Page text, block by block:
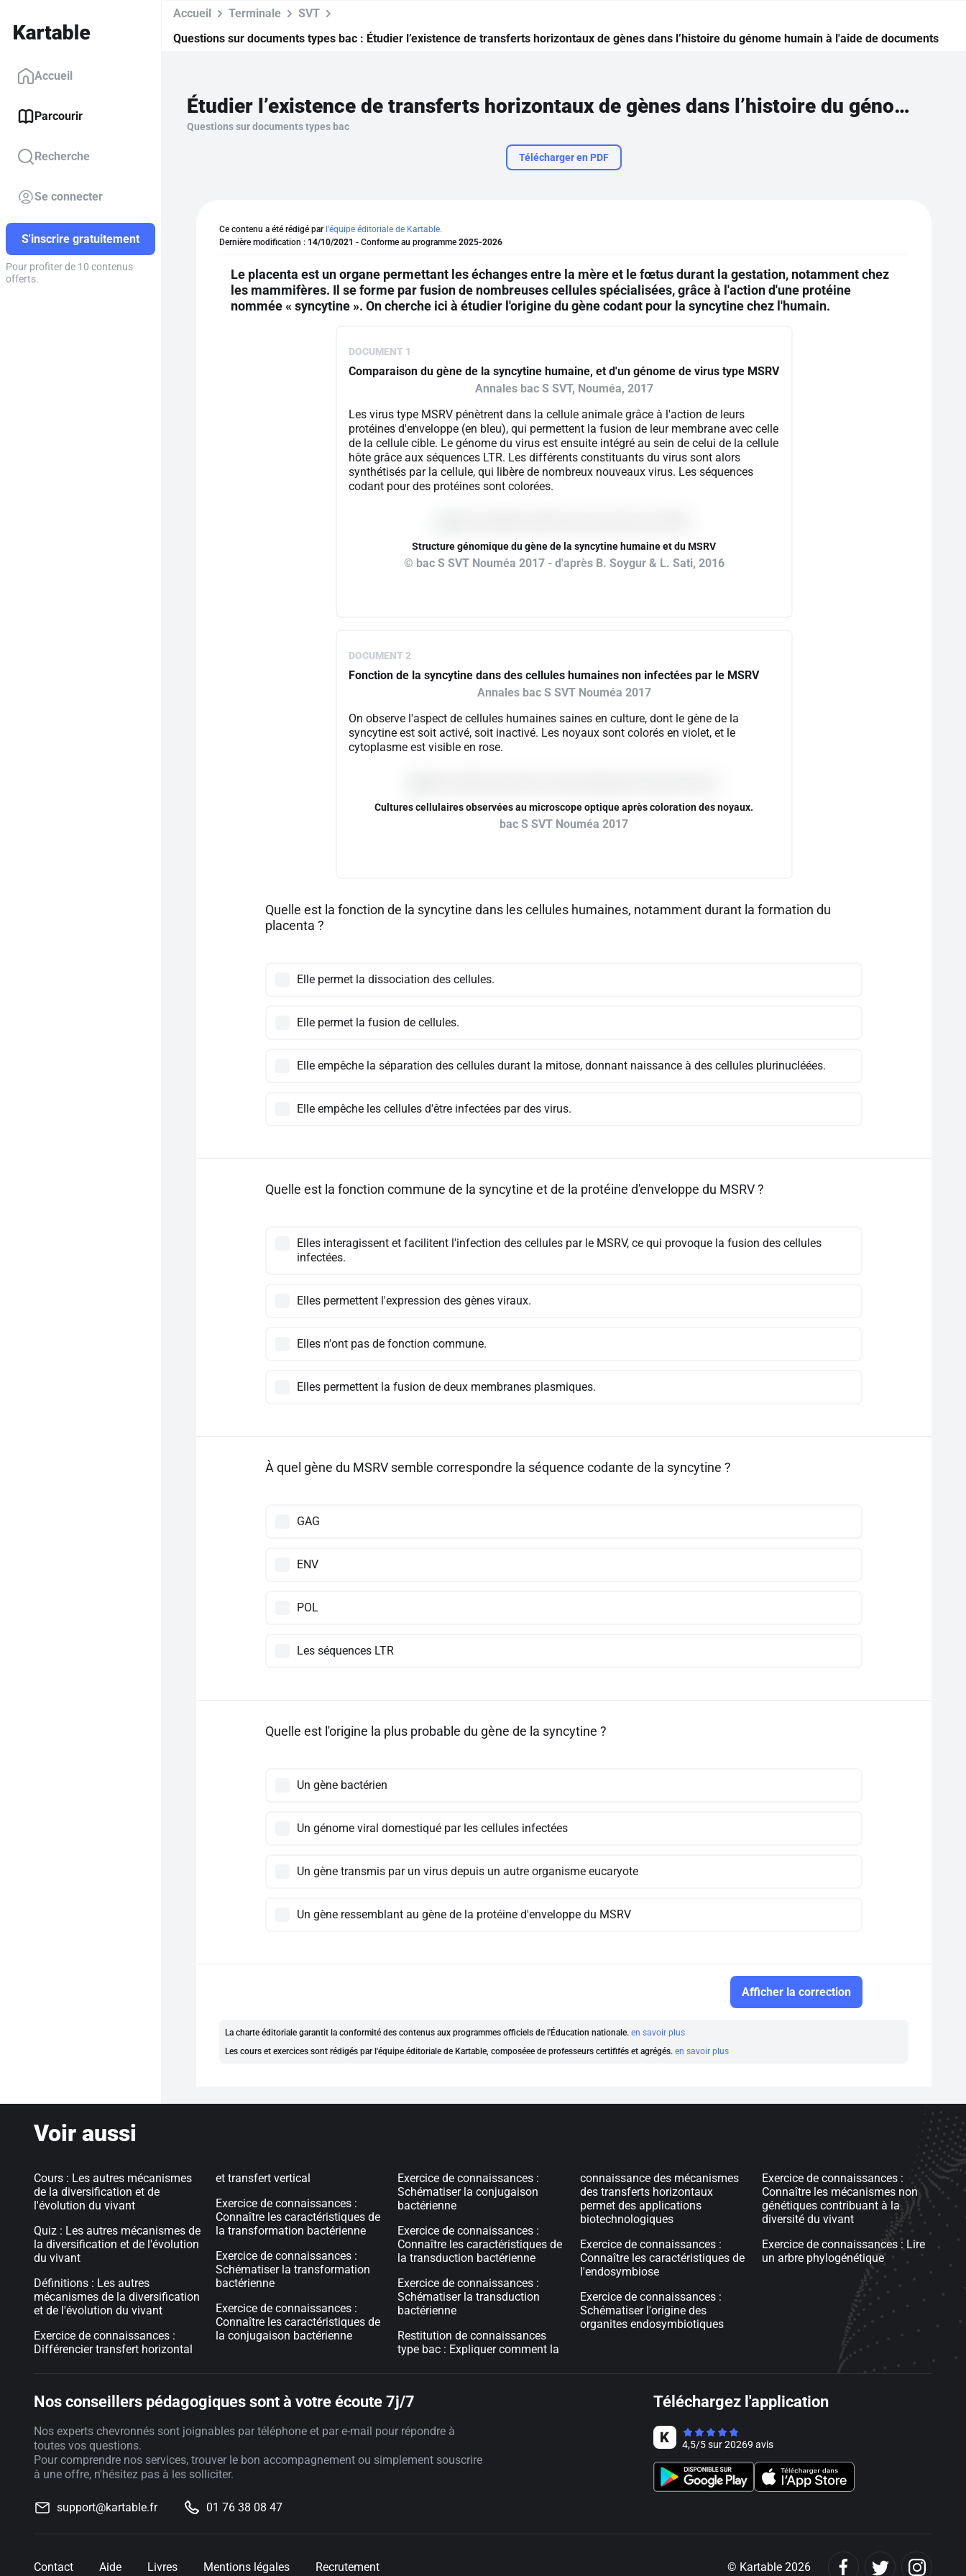
Accueil
Parcourir
Recherche
Se connecter
S'inscrire gratuitement
Pour profiter de 10 contenus
offerts.
Accueil Terminale
SVT
Questions sur documents types bac : Étudier l’existence de transferts horizontaux de gènes dans l’histoire du génome humain à l'aide de documents
Étudier l’existence de transferts horizontaux de gènes dans l’histoire du génome humain à l'aide de documents
Questions sur documents types bac
Télécharger en PDF
Ce contenu a été rédigé par l'équipe éditoriale de Kartable.
Dernière modification : 14/10/2021 - Conforme au programme 2025-2026
Le placenta est un organe permettant les échanges entre la mère et le fœtus durant la gestation, notamment chez
les mammifères. Il se forme par fusion de nombreuses cellules spécialisées, grâce à l'action d'une protéine
nommée « syncytine ». On cherche ici à étudier l'origine du gène codant pour la syncytine chez l'humain.
DOCUMENT 1
Comparaison du gène de la syncytine humaine, et d'un génome de virus type MSRV
Annales bac S SVT, Nouméa, 2017
Les virus type MSRV pénètrent dans la cellule animale grâce à l'action de leurs
protéines d'enveloppe (en bleu), qui permettent la fusion de leur membrane avec celle
de la cellule cible. Le génome du virus est ensuite intégré au sein de celui de la cellule
hôte grâce aux séquences LTR. Les différents constituants du virus sont alors
synthétisés par la cellule, qui libère de nombreux nouveaux virus. Les séquences
codant pour des protéines sont colorées.
Structure génomique du gène de la syncytine humaine et du MSRV
© bac S SVT Nouméa 2017 - d'après B. Soygur & L. Sati, 2016
DOCUMENT 2
Fonction de la syncytine dans des cellules humaines non infectées par le MSRV
Annales bac S SVT Nouméa 2017
On observe l'aspect de cellules humaines saines en culture, dont le gène de la
syncytine est soit activé, soit inactivé. Les noyaux sont colorés en violet, et le
cytoplasme est visible en rose.
Cultures cellulaires observées au microscope optique après coloration des noyaux.
bac S SVT Nouméa 2017
Quelle est la fonction de la syncytine dans les cellules humaines, notamment durant la formation du
placenta ?
Elle permet la dissociation des cellules.
Elle permet la fusion de cellules.
Elle empêche la séparation des cellules durant la mitose, donnant naissance à des cellules plurinucléées.
Elle empêche les cellules d'être infectées par des virus.
Quelle est la fonction commune de la syncytine et de la protéine d'enveloppe du MSRV ?
Elles interagissent et facilitent l'infection des cellules par le MSRV, ce qui provoque la fusion des cellules
infectées.
Elles permettent l'expression des gènes viraux.
Elles n'ont pas de fonction commune.
Elles permettent la fusion de deux membranes plasmiques.
À quel gène du MSRV semble correspondre la séquence codante de la syncytine ?
GAG
ENV
POL
Les séquences LTR
Quelle est l'origine la plus probable du gène de la syncytine ?
Un gène bactérien
Un génome viral domestiqué par les cellules infectées
Un gène transmis par un virus depuis un autre organisme eucaryote
Un gène ressemblant au gène de la protéine d'enveloppe du MSRV
Afficher la correction
La charte éditoriale garantit la conformité des contenus aux programmes officiels de l'Éducation nationale. en savoir plus
Les cours et exercices sont rédigés par l'équipe éditoriale de Kartable, composéee de professeurs certififés et agrégés. en savoir plus
Voir aussi
Cours : Les autres mécanismes
de la diversification et de
l'évolution du vivant
Quiz : Les autres mécanismes de
la diversification et de l'évolution
du vivant
Définitions : Les autres
mécanismes de la diversification
et de l'évolution du vivant
Exercice de connaissances :
Différencier transfert horizontal
et transfert vertical
Exercice de connaissances :
Connaître les caractéristiques de
la transformation bactérienne
Exercice de connaissances :
Schématiser la transformation
bactérienne
Exercice de connaissances :
Connaître les caractéristiques de
la conjugaison bactérienne
Exercice de connaissances :
Schématiser la conjugaison
bactérienne
Exercice de connaissances :
Connaître les caractéristiques de
la transduction bactérienne
Exercice de connaissances :
Schématiser la transduction
bactérienne
Restitution de connaissances
type bac : Expliquer comment la
connaissance des mécanismes
des transferts horizontaux
permet des applications
biotechnologiques
Exercice de connaissances :
Connaître les caractéristiques de
l'endosymbiose
Exercice de connaissances :
Schématiser l'origine des
organites endosymbiotiques
Exercice de connaissances :
Connaître les mécanismes non
génétiques contribuant à la
diversité du vivant
Exercice de connaissances : Lire
un arbre phylogénétique
Nos conseillers pédagogiques sont à votre écoute 7j/7
Nos experts chevronnés sont joignables par téléphone et par e-mail pour répondre à
toutes vos questions.
Pour comprendre nos services, trouver le bon accompagnement ou simplement souscrire
à une offre, n'hésitez pas à les solliciter.
support@kartable.fr 01 76 38 08 47
Téléchargez l'application
4,5/5sur20269 avis
Contact Aide Livres Mentions légales Recrutement © Kartable 2026